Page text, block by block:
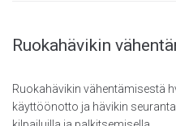
Ruokahävikin
Ruokahävikin vähentämisestä
käyttöönotto ja hävikin